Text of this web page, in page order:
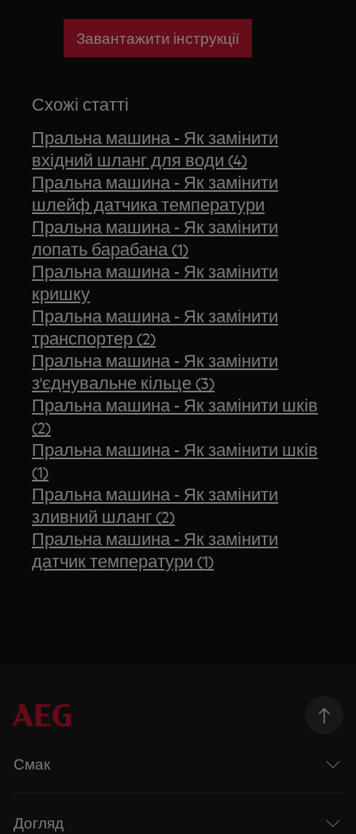
Завантажити інструкції
Схожі статті
Пральна машина - Як замінити
вхідний шланг для води (4)
Пральна машина - Як замінити
шлейф датчика температури
Пральна машина - Як замінити
лопать барабана (1)
Пральна машина - Як замінити
кришку
Пральна машина - Як замінити
транспортер (2)
Пральна машина - Як замінити
з'єднувальне кільце (3)
Пральна машина - Як замінити шків
(2)
Пральна машина - Як замінити шків
(1)
Пральна машина - Як замінити
зливний шланг (2)
Пральна машина - Як замінити
датчик температури (1)
Смак
Догляд